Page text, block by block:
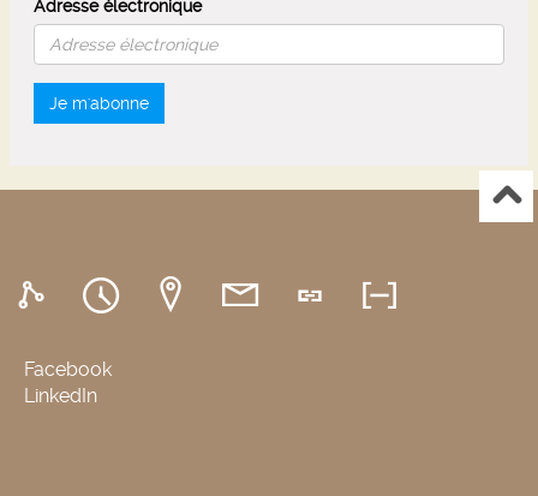
Adresse électronique
Je m'abonne
Facebook
LinkedIn